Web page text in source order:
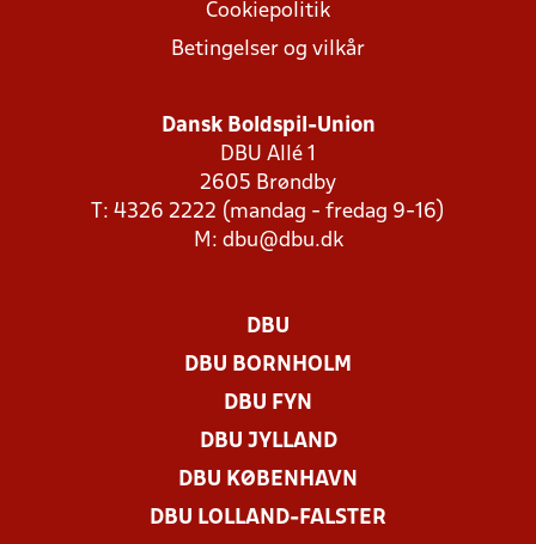
Cookiepolitik
Betingelser og vilkår
Dansk Boldspil-Union
DBU Allé 1
2605 Brøndby
T: 4326 2222 (mandag - fredag 9-16)
M: dbu@dbu.dk
DBU
DBU BORNHOLM
DBU FYN
DBU JYLLAND
DBU KØBENHAVN
DBU LOLLAND-FALSTER